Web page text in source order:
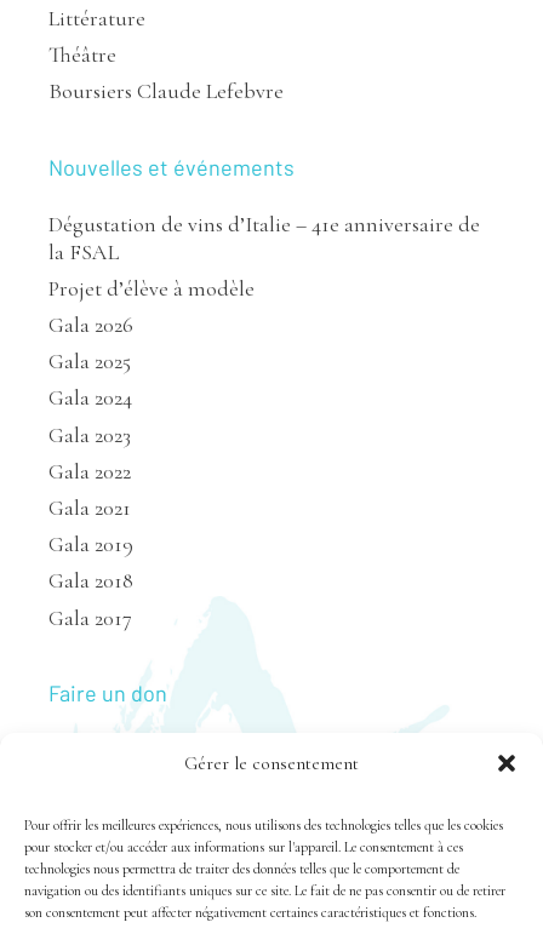
Gérer le consentement
Pour offrir les meilleures expériences, nous utilisons des technologies telles que les cookies
pour stocker et/ou accéder aux informations sur l'appareil. Le consentement à ces
technologies nous permettra de traiter des données telles que le comportement de
navigation ou des identifiants uniques sur ce site. Le fait de ne pas consentir ou de retirer
son consentement peut affecter négativement certaines caractéristiques et fonctions.
Littérature
Théâtre
Boursiers Claude Lefebvre
Nouvelles et événements
Dégustation de vins d’Italie – 41e anniversaire de
la FSAL
Projet d’élève à modèle
Gala 2026
Gala 2025
Gala 2024
Gala 2023
Gala 2022
Gala 2021
Gala 2019
Gala 2018
Gala 2017
Faire un don